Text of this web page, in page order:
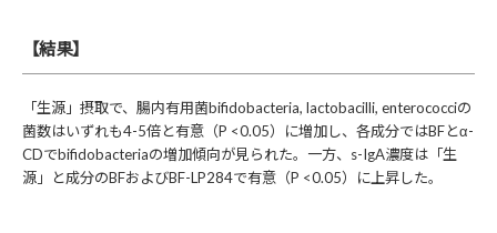
【結果】
「生源」摂取で、腸内有用菌bifidobacteria, lactobacilli, enterococciの
菌数はいずれも4-5倍と有意（P <0.05）に増加し、各成分ではBFとα-
CDでbifidobacteriaの増加傾向が見られた。一方、s-IgA濃度は「生
源」と成分のBFおよびBF-LP284で有意（P <0.05）に上昇した。